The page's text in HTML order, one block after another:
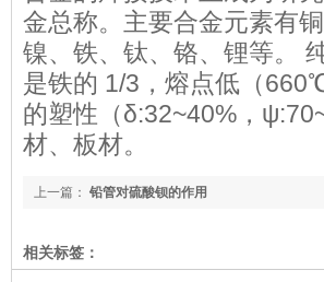
金总称。主要合金元素有
镍、铁、钛、铬、锂等。
是铁的 1/3，熔点低（
的塑性（δ:32~40%，
材、板材。
上一篇： 铅管对硫酸钡的作用
相关标签：